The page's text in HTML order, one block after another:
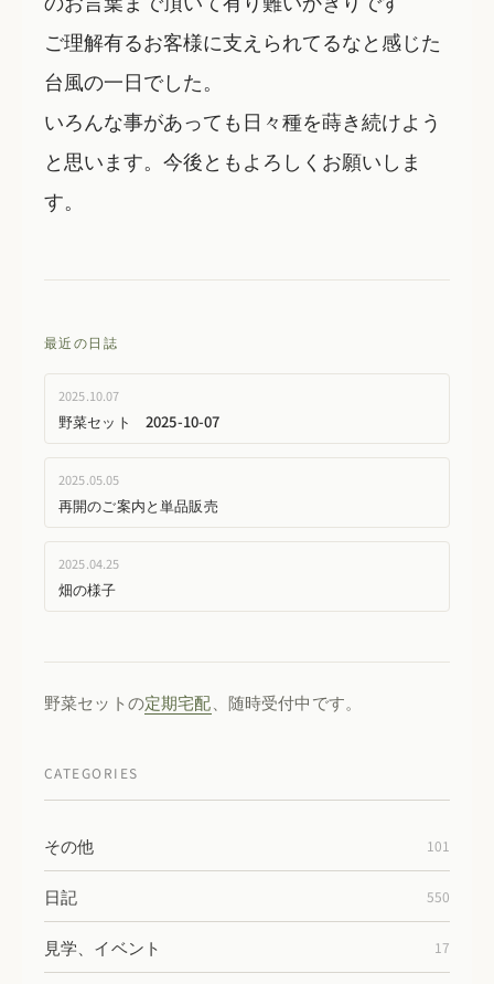
ご理解有るお客様に支えられてるなと感じた
台風の一日でした。
いろんな事があっても日々種を蒔き続けよう
と思います。今後ともよろしくお願いしま
す。
最近の日誌
2025.10.07
野菜セット 2025-10-07
2025.05.05
再開のご案内と単品販売
2025.04.25
畑の様子
野菜セットの定期宅配 、随時受付中です。
CATEGORIES
その他 101
日記 550
見学、イベント 17